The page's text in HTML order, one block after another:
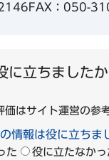
FAX：050-
に立ちましたか
はサイト運営の参
情報は役に立ちま
た 役に立たなかっ